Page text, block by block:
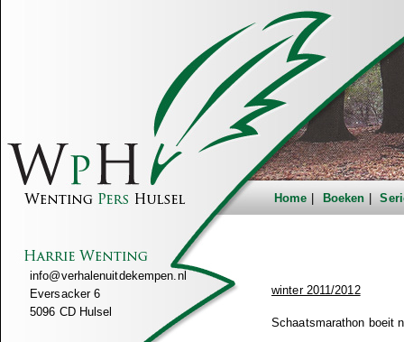
Home Boeken
info@verhalenuitdekempen.nl
Eversacker 6
5096 CD Hulsel
winter 2011/2012
Schaatsmarathon boeit